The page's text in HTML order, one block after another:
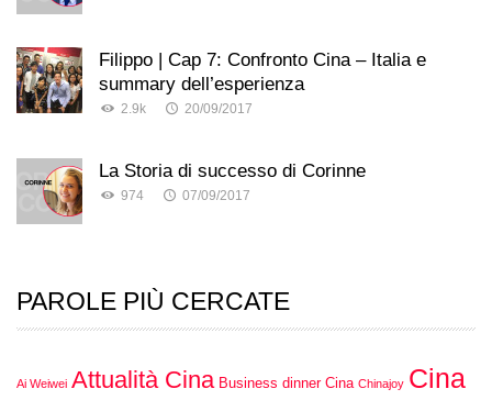
Filippo | Cap 7: Confronto Cina – Italia e
summary dell’esperienza
2.9k 20/09/2017
La Storia di successo di Corinne
974 07/09/2017
PAROLE PIÙ CERCATE
Ai Weiwei Attualità Cina Business dinner Cina Chinajoy Cina